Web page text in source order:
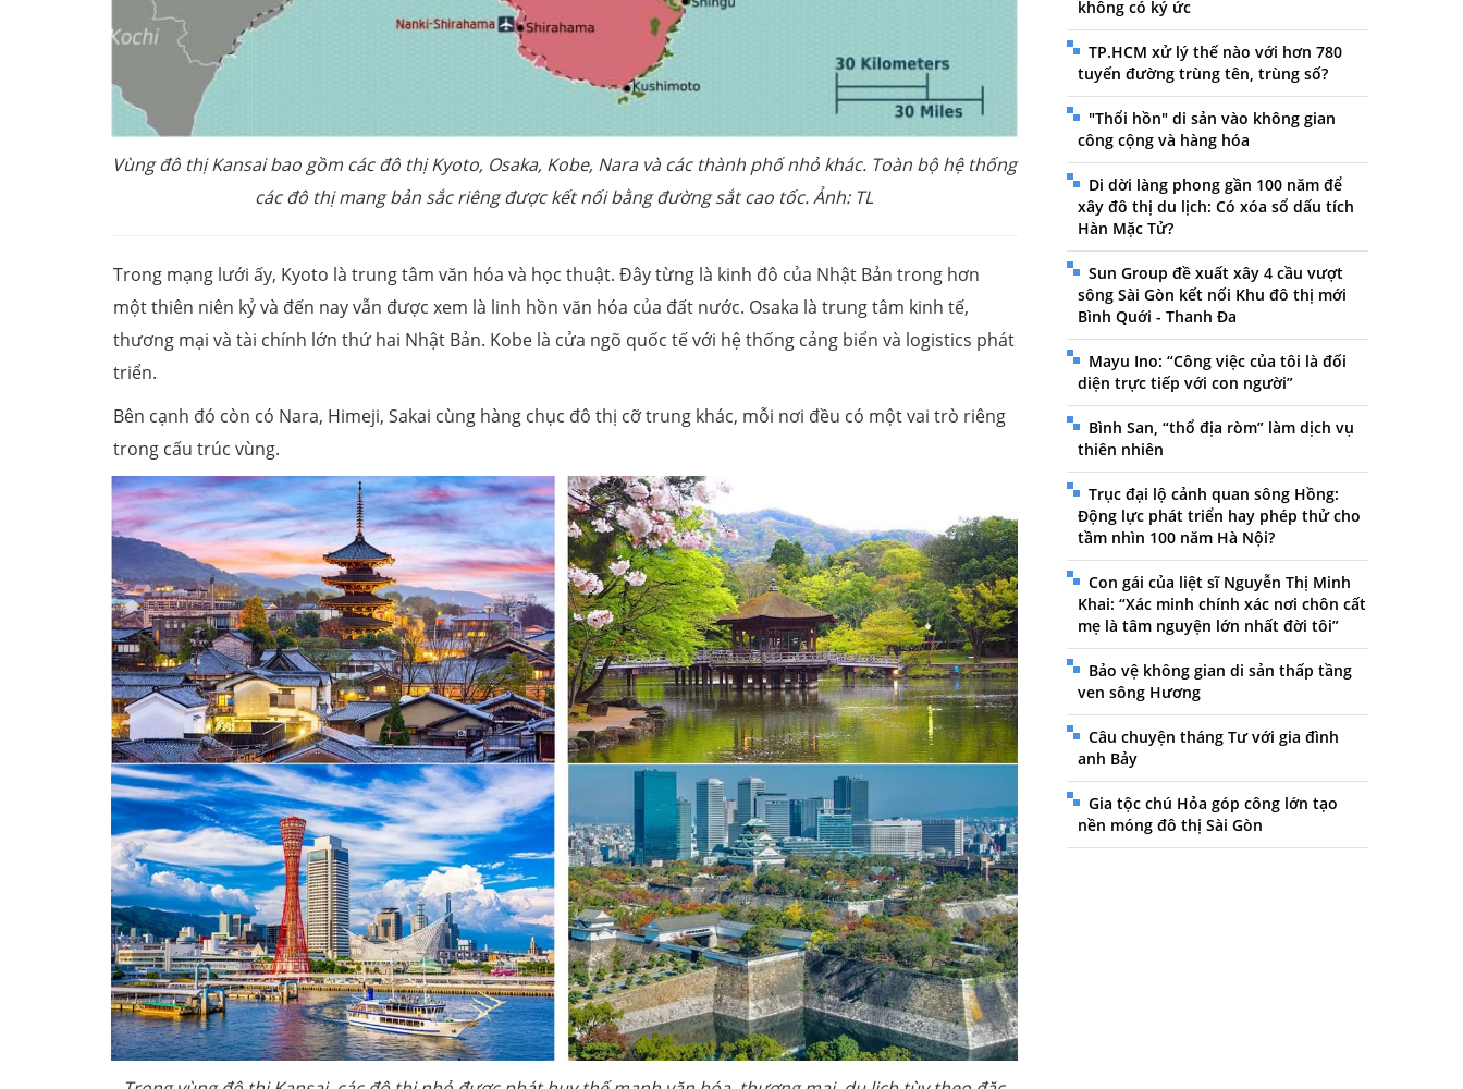
Vùng đô thị Kansai bao gồm các đô thị Kyoto, Osaka, Kobe, Nara và các thành phố nhỏ khác. Toàn bộ hệ thống
các đô thị mang bản sắc riêng được kết nối bằng đường sắt cao tốc.Ảnh: TL
Trong mạng lưới ấy, Kyoto là trung tâm văn hóa và học thuật. Đây từng là kinh đô của Nhật Bản trong hơn
một thiên niên kỷ và đến nay vẫn được xem là linh hồn văn hóa của đất nước. Osaka là trung tâm kinh tế,
thương mại và tài chính lớn thứ hai Nhật Bản. Kobe là cửa ngõ quốc tế với hệ thống cảng biển và logistics phát
triển.
Bên cạnh đó còn có Nara, Himeji, Sakai cùng hàng chục đô thị cỡ trung khác, mỗi nơi đều có một vai trò riêng
trong cấu trúc vùng.
không có ký ức
TP.HCM xử lý thế nào với hơn 780
tuyến đường trùng tên, trùng số?
"Thổi hồn" di sản vào không gian
công cộng và hàng hóa
Di dời làng phong gần 100 năm để
xây đô thị du lịch: Có xóa sổ dấu tích
Hàn Mặc Tử?
Sun Group đề xuất xây 4 cầu vượt
sông Sài Gòn kết nối Khu đô thị mới
Bình Quới - Thanh Đa
Mayu Ino: “Công việc của tôi là đối
diện trực tiếp với con người”
Bình San, “thổ địa ròm” làm dịch vụ
thiên nhiên
Trục đại lộ cảnh quan sông Hồng:
Động lực phát triển hay phép thử cho
tầm nhìn 100 năm Hà Nội?
Con gái của liệt sĩ Nguyễn Thị Minh
Khai: “Xác minh chính xác nơi chôn cất
mẹ là tâm nguyện lớn nhất đời tôi”
Bảo vệ không gian di sản thấp tầng
ven sông Hương
Câu chuyện tháng Tư với gia đình
anh Bảy
Gia tộc chú Hỏa góp công lớn tạo
nền móng đô thị Sài Gòn